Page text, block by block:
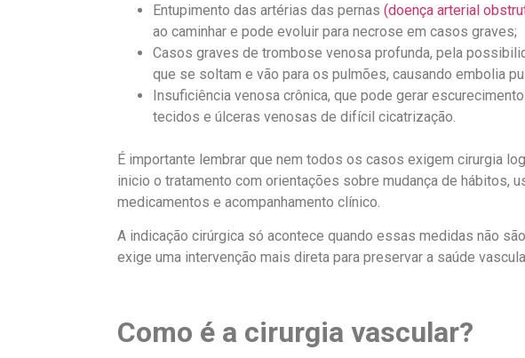
Entupimento das artérias das pernas (doença arterial
ao caminhar e pode evoluir para necrose em casos graves;
Casos graves de trombose venosa profunda, pela
que se soltam e vão para os pulmões, causando embolia
Insuficiência venosa crônica, que pode gerar
tecidos e úlceras venosas de difícil cicatrização.
É importante lembrar que nem todos os casos exigem cirurgia
inicio o tratamento com orientações sobre mudança de hábitos,
medicamentos e acompanhamento clínico.
A indicação cirúrgica só acontece quando essas medidas não
exige uma intervenção mais direta para preservar a saúde
Como é a cirurgia vascular?